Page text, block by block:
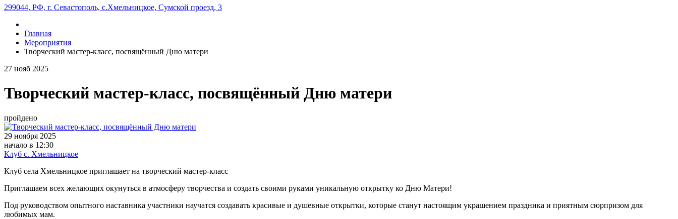
299044, РФ, г. Севастополь, с.Хмельницкое, Сумской проезд, 3
Главная
Мероприятия
Творческий мастер-класс, посвящённый Дню матери
27 нояб 2025
Творческий мастер-класс, посвящённый Дню матери
пройдено
29 ноября 2025
начало в 12:30
Клуб с. Хмельницкое
Клуб села Хмельницкое приглашает на творческий мастер-класс
Приглашаем всех желающих окунуться в атмосферу творчества и создать своими руками уникальную открытку ко Дню Матери!
Под руководством опытного наставника участники научатся создавать красивые и душевные открытки, которые станут настоящим украшением праздника и приятным сюрпризом для
любимых мам.